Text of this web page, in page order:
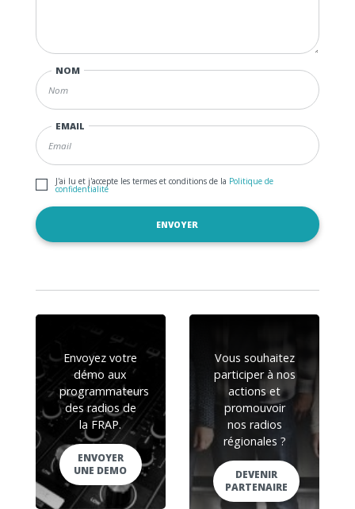
NOM
EMAIL
J'ai lu et j'accepte les termes et conditions de la Politique de
confidentialité
Envoyez votre
démo aux
programmateurs
des radios de
la FRAP.
ENVOYER
UNE DEMO
Vous souhaitez
participer à nos
actions et
promouvoir
nos radios
régionales ?
DEVENIR
PARTENAIRE